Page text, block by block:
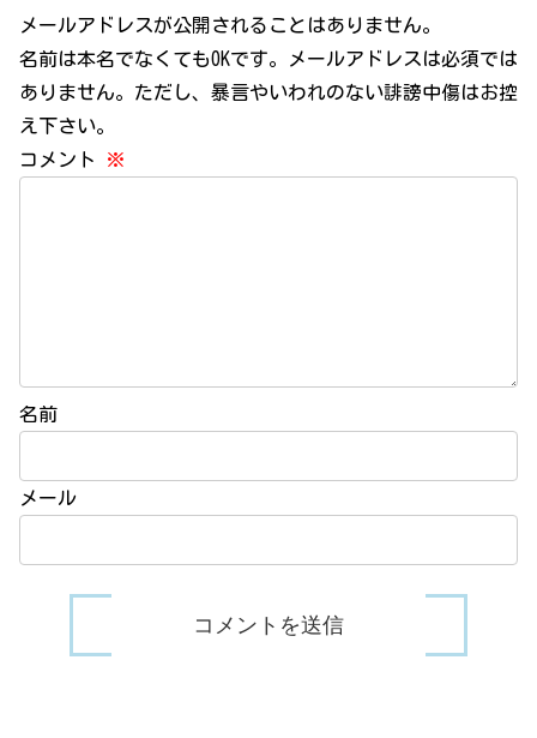
メールアドレスが公開されることはありません。
名前は本名でなくてもOKです。メールアドレスは必須では
ありません。ただし、暴言やいわれのない誹謗中傷はお控
え下さい。
コメント
※
名前
メール